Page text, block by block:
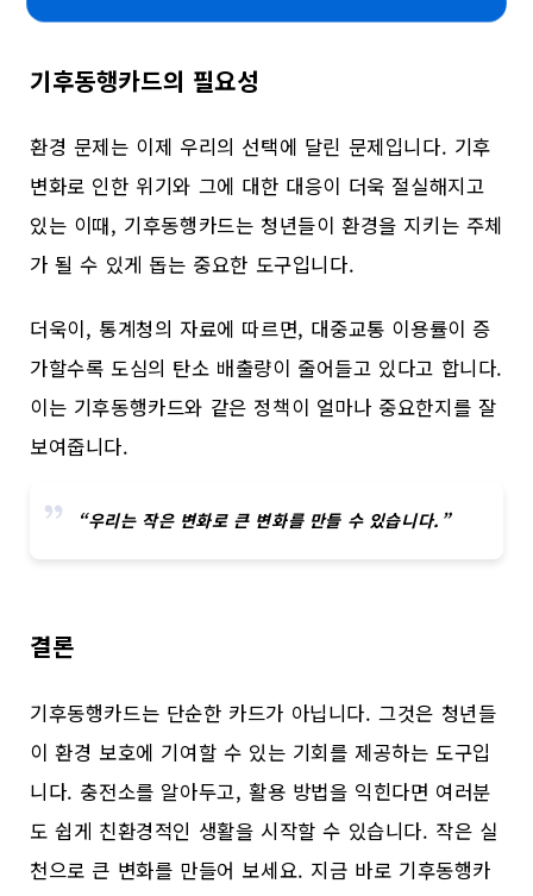
기후동행카드의 필요성
환경 문제는 이제 우리의 선택에 달린 문제입니다. 기후
변화로 인한 위기와 그에 대한 대응이 더욱 절실해지고
있는 이때, 기후동행카드는 청년들이 환경을 지키는 주체
가 될 수 있게 돕는 중요한 도구입니다.
더욱이, 통계청의 자료에 따르면, 대중교통 이용률이 증
가할수록 도심의 탄소 배출량이 줄어들고 있다고 합니다.
이는 기후동행카드와 같은 정책이 얼마나 중요한지를 잘
보여줍니다.
“우리는 작은 변화로 큰 변화를 만들 수 있습니다.”
결론
기후동행카드는 단순한 카드가 아닙니다. 그것은 청년들
이 환경 보호에 기여할 수 있는 기회를 제공하는 도구입
니다. 충전소를 알아두고, 활용 방법을 익힌다면 여러분
도 쉽게 친환경적인 생활을 시작할 수 있습니다. 작은 실
천으로 큰 변화를 만들어 보세요. 지금 바로 기후동행카